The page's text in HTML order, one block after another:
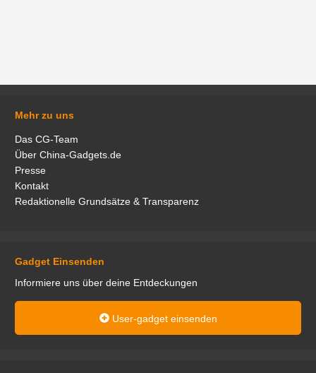
Mehr zu uns
Das CG-Team
Über China-Gadgets.de
Presse
Kontakt
Redaktionelle Grundsätze & Transparenz
Gadget Einsenden
Informiere uns über deine Entdeckungen
User-gadget einsenden